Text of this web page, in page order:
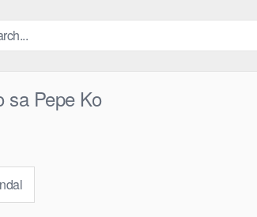
sa Pepe Ko